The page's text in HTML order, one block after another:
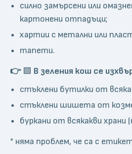
силно замърсени или
картонени отпадъци;
хартии с метални или
тапети.
👉 🟩 В зеления кош се
стъклени бутилки от
стъклени шишета от
буркани от всякакви храни
* няма проблем, че са с